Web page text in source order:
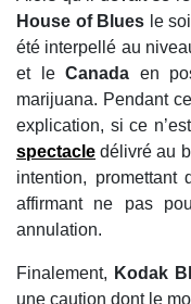
House of Blues le
été interpellé au
et leCanada en
marijuana. Pendant
explication, si ce
spectacle délivré au
intention, promettant
affirmant ne pas
annulation.
Finalement, Kodak
une caution dont le